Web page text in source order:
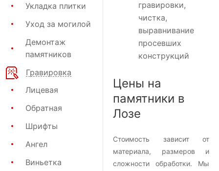
Укладка плитки
Уход за могилой
Демонтаж
памятников
Гравировка
Лицевая
Обратная
Шрифты
Ангел
Виньетка
гравировки,
чистка,
выравнивание
просевших
конструкций
Цены на
памятники в
Лозе
Стоимость зависит от
материала, размеров и
сложности обработки. Мы